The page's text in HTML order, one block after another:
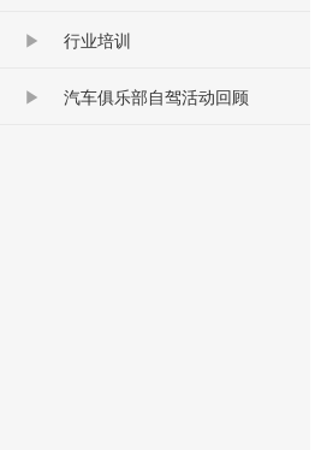
行业培训
汽车俱乐部自驾活动回顾